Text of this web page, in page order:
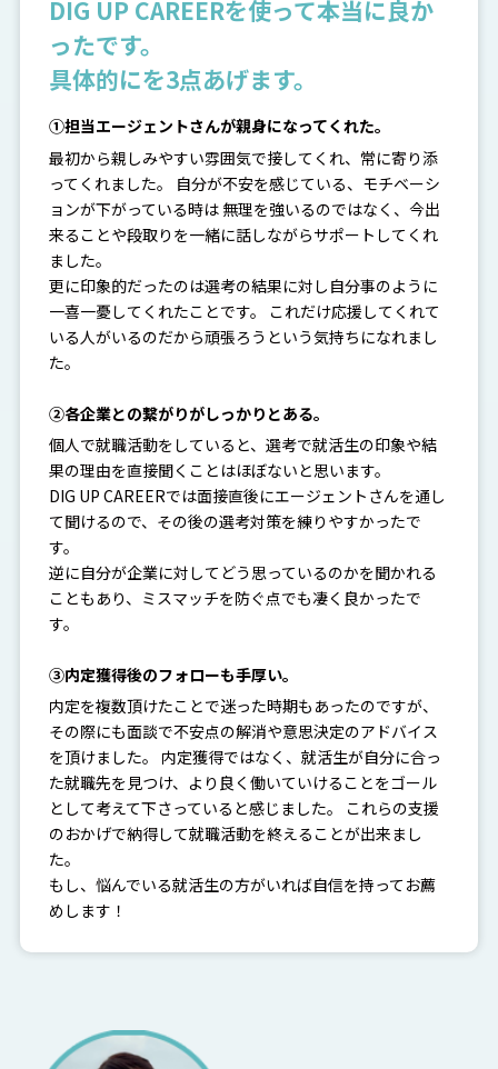
DIG UP CAREERを使って本当に良か
ったです。
具体的にを3点あげます。
①担当エージェントさんが親身になってくれた。
最初から親しみやすい雰囲気で接してくれ、常に寄り添
ってくれました。 自分が不安を感じている、モチベーシ
ョンが下がっている時は 無理を強いるのではなく、今出
来ることや段取りを一緒に話しながらサポートしてくれ
ました。
更に印象的だったのは選考の結果に対し自分事のように
一喜一憂してくれたことです。 これだけ応援してくれて
いる人がいるのだから頑張ろうという気持ちになれまし
た。
②各企業との繋がりがしっかりとある。
個人で就職活動をしていると、選考で就活生の印象や結
果の理由を直接聞くことはほぼないと思います。
DIG UP CAREERでは面接直後にエージェントさんを通し
て聞けるので、その後の選考対策を練りやすかったで
す。
逆に自分が企業に対してどう思っているのかを聞かれる
こともあり、ミスマッチを防ぐ点でも凄く良かったで
す。
③内定獲得後のフォローも手厚い。
内定を複数頂けたことで迷った時期もあったのですが、
その際にも面談で不安点の解消や意思決定のアドバイス
を頂けました。 内定獲得ではなく、就活生が自分に合っ
た就職先を見つけ、より良く働いていけることをゴール
として考えて下さっていると感じました。 これらの支援
のおかげで納得して就職活動を終えることが出来まし
た。
もし、悩んでいる就活生の方がいれば自信を持ってお薦
めします！